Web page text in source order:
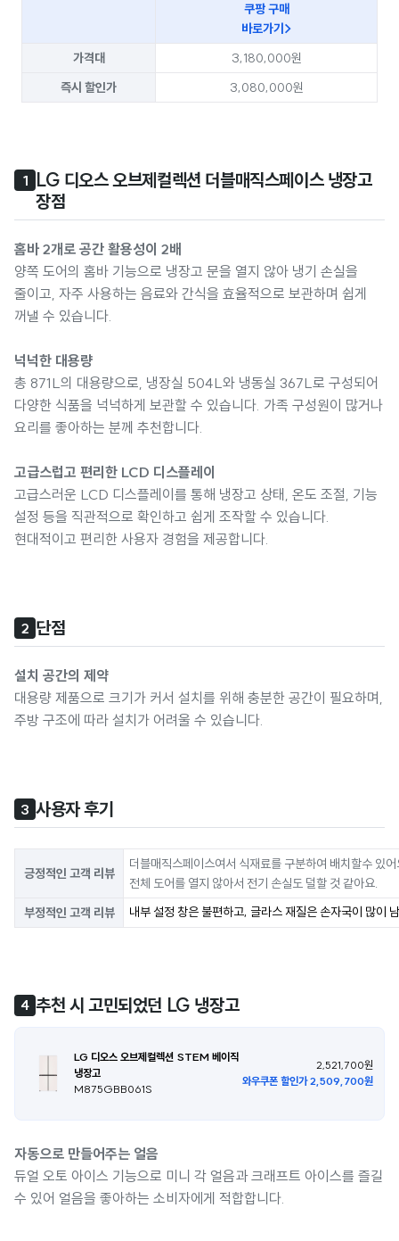
쿠팡 구매
바로가기>
가격대
3,180,000원
즉시 할인가
3,080,000원
1
LG 디오스 오브제컬렉션 더블매직스페이스 냉장고
장점
홈바 2개로 공간 활용성이 2배
양쪽 도어의 홈바 기능으로 냉장고 문을 열지 않아 냉기 손실을
줄이고, 자주 사용하는 음료와 간식을 효율적으로 보관하며 쉽게
꺼낼 수 있습니다.
넉넉한 대용량
총 871L의 대용량으로, 냉장실 504L와 냉동실 367L로 구성되어
다양한 식품을 넉넉하게 보관할 수 있습니다. 가족 구성원이 많거나
요리를 좋아하는 분께 추천합니다.
고급스럽고 편리한 LCD 디스플레이
고급스러운 LCD 디스플레이를 통해 냉장고 상태, 온도 조절, 기능
설정 등을 직관적으로 확인하고 쉽게 조작할 수 있습니다.
현대적이고 편리한 사용자 경험을 제공합니다.
2 단점
설치 공간의 제약
대용량 제품으로 크기가 커서 설치를 위해 충분한 공간이 필요하며,
주방 구조에 따라 설치가 어려울 수 있습니다.
3 사용자 후기
긍정적인 고객 리뷰
더블매직스페이스여서 식재료를 구분하여 배치할수 있어
전체 도어를 열지 않아서 전기 손실도 덜할 것 같아요.
부정적인 고객 리뷰
내부 설정 창은 불편하고, 글라스 재질은 손자국이 많이
4 추천 시 고민되었던 LG 냉장고
LG 디오스 오브제컬렉션 STEM 베이직
냉장고
M875GBB061S
2,521,700원
와우쿠폰 할인가 2,509,700원
자동으로 만들어주는 얼음
듀얼 오토 아이스 기능으로 미니 각 얼음과 크래프트 아이스를 즐길
수 있어 얼음을 좋아하는 소비자에게 적합합니다.